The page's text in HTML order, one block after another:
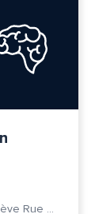
Cité des Métiers du Grand Genève Rue Prévost-Martin 6 1205 Genève